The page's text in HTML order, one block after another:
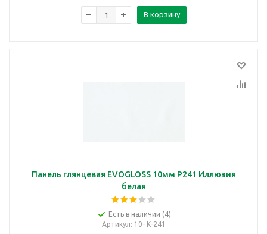
В корзину
Панель глянцевая EVOGLOSS 10мм P241 Иллюзия
белая
Есть в наличии (4)
Артикул: 10- К-241